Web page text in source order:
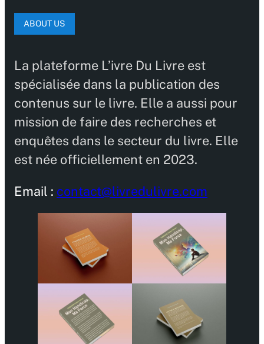
ABOUT US
La plateforme L’ivre Du Livre est
spécialisée dans la publication des
contenus sur le livre. Elle a aussi pour
mission de faire des recherches et
enquêtes dans le secteur du livre. Elle
est née officiellement en 2023.
Email : contact@livredulivre.com